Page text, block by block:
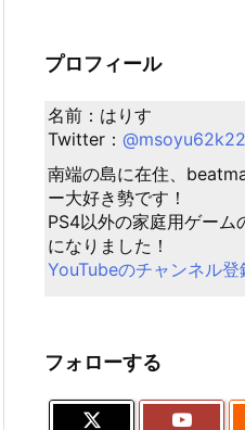
プロフィール
名前：はりす
Twitter： @msoyu62k22
南端の島に在住、
ー大好き勢です！
PS4以外の家庭用ゲーム
になりました！
YouTubeのチャンネル登
フォローする